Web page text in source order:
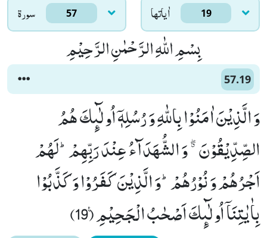
سورۃ 57 اٰياتها 19
بِسْمِ اللّٰهِ الرَّحْمٰنِ الرَّحِیْمِ
57.19
وَ الَّذِیْنَ اٰمَنُوْا بِاللّٰهِ وَ رُسُلِهٖۤ اُولٰٓىٕكَ هُمُ
الصِّدِّیْقُوْنَ ﳓ وَ الشُّهَدَآءُ عِنْدَ رَبِّهِمْؕ-لَهُمْ
اَجْرُهُمْ وَ نُوْرُهُمْؕ-وَ الَّذِیْنَ كَفَرُوْا وَ كَذَّبُوْا
بِاٰیٰتِنَاۤ اُولٰٓىٕكَ اَصْحٰبُ الْجَحِیْمِ۠ (19)